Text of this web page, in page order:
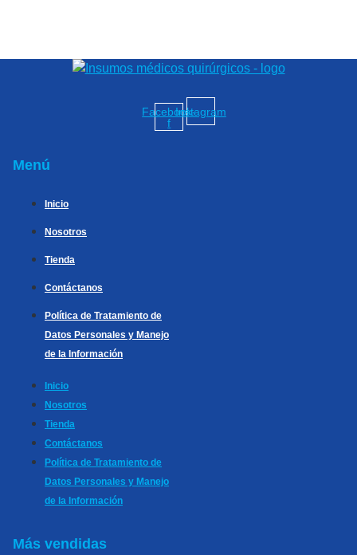
Facebook-
f
Instagram
Menú
Inicio
Nosotros
Tienda
Contáctanos
Política de Tratamiento de
Datos Personales y Manejo
de la Información
Inicio
Nosotros
Tienda
Contáctanos
Política de Tratamiento de
Datos Personales y Manejo
de la Información
Más vendidas